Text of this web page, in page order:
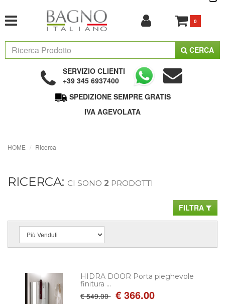
0
CERCA
SERVIZIO CLIENTI
+39 345 6937400
SPEDIZIONE SEMPRE GRATIS
IVA AGEVOLATA
HOME Ricerca
RICERCA: CI SONO 2 PRODOTTI
FILTRA
HIDRA DOOR Porta pieghevole
finitura ...
€ 549.00 € 366.00